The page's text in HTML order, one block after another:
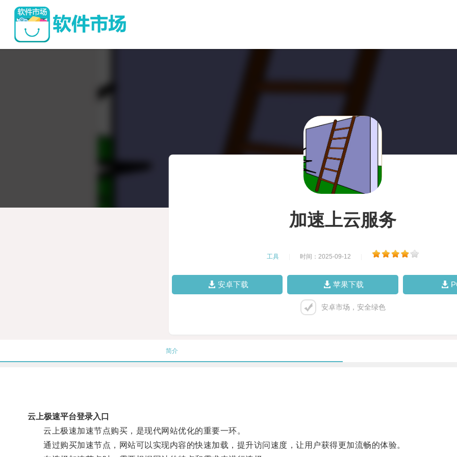
加速上云服务
工具 时间：2025-09-12
安卓下载 苹果下载
安卓市场，安全绿色
简介
云上极速平台登录入口
云上极速加速节点购买，是现代网站优化的重要一环。
通过购买加速节点，网站可以实现内容的快速加载，提升访问速度，让用户获得更加流畅的体验。